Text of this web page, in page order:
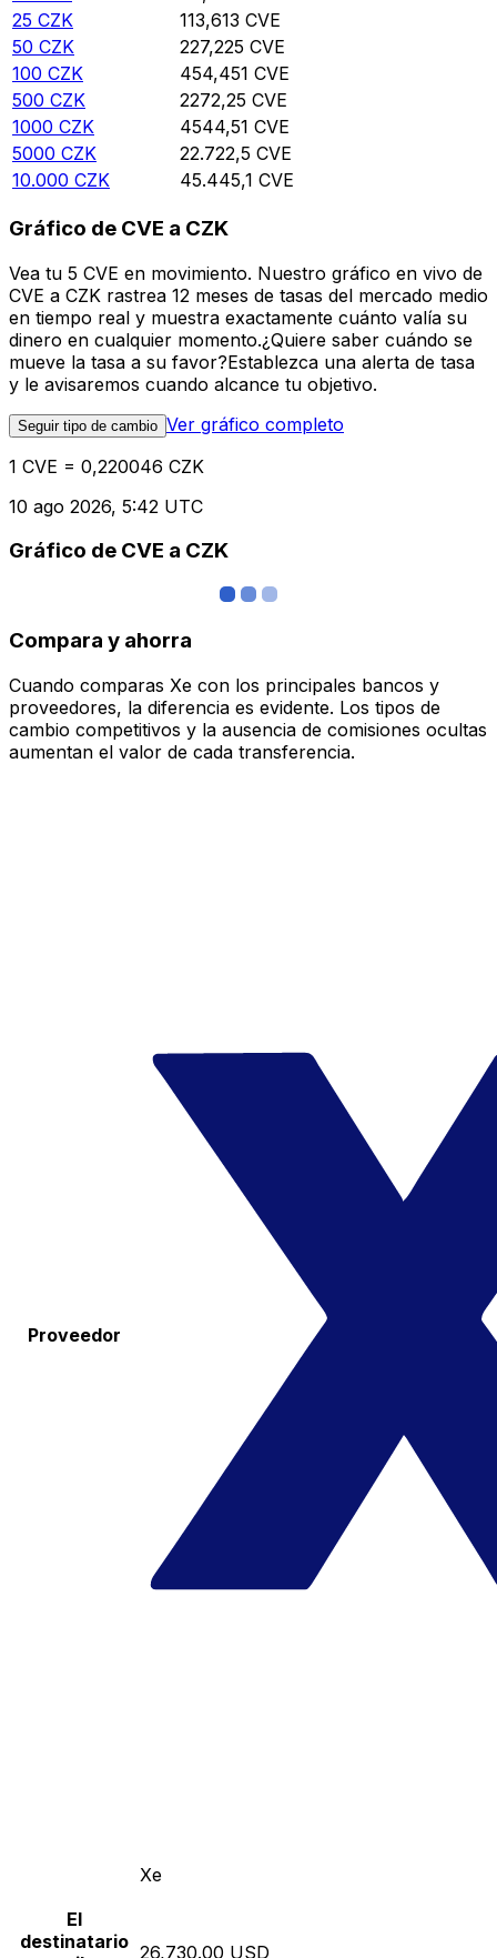
25 CZK 113,613 CVE
50 CZK 227,225 CVE
100 CZK 454,451 CVE
500 CZK 2272,25 CVE
1000 CZK 4544,51 CVE
5000 CZK 22.722,5 CVE
10.000 CZK 45.445,1 CVE
Gráfico de CVE a CZK
Vea tu 5 CVE en movimiento. Nuestro gráfico en vivo de
CVE a CZK rastrea 12 meses de tasas del mercado medio
en tiempo real y muestra exactamente cuánto valía su
dinero en cualquier momento.¿Quiere saber cuándo se
mueve la tasa a su favor?Establezca una alerta de tasa
y le avisaremos cuando alcance tu objetivo.
Seguir tipo de cambio Ver gráfico completo
1 CVE = 0,220046 CZK
10 ago 2026, 5:42 UTC
Gráfico de CVE a CZK
Compara y ahorra
Cuando comparas Xe con los principales bancos y
proveedores, la diferencia es evidente. Los tipos de
cambio competitivos y la ausencia de comisiones ocultas
aumentan el valor de cada transferencia.
Proveedor
Xe
El
destinatario 26,730.00 USD